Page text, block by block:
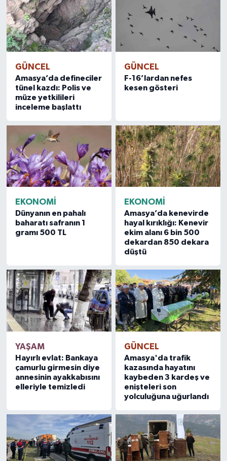
GÜNCEL
Amasya’da defineciler
tünel kazdı: Polis ve
müze yetkilileri
inceleme başlattı
GÜNCEL
F-16’lardan nefes
kesen gösteri
EKONOMİ
Dünyanın en pahalı
baharatı safranın 1
gramı 500 TL
EKONOMİ
Amasya’da kenevirde
hayal kırıklığı: Kenevir
ekim alanı 6 bin 500
dekardan 850 dekara
düştü
YAŞAM
Hayırlı evlat: Bankaya
çamurlu girmesin diye
annesinin ayakkabısını
elleriyle temizledi
GÜNCEL
Amasya'da trafik
kazasında hayatını
kaybeden 3 kardeş ve
enişteleri son
yolculuğuna uğurlandı